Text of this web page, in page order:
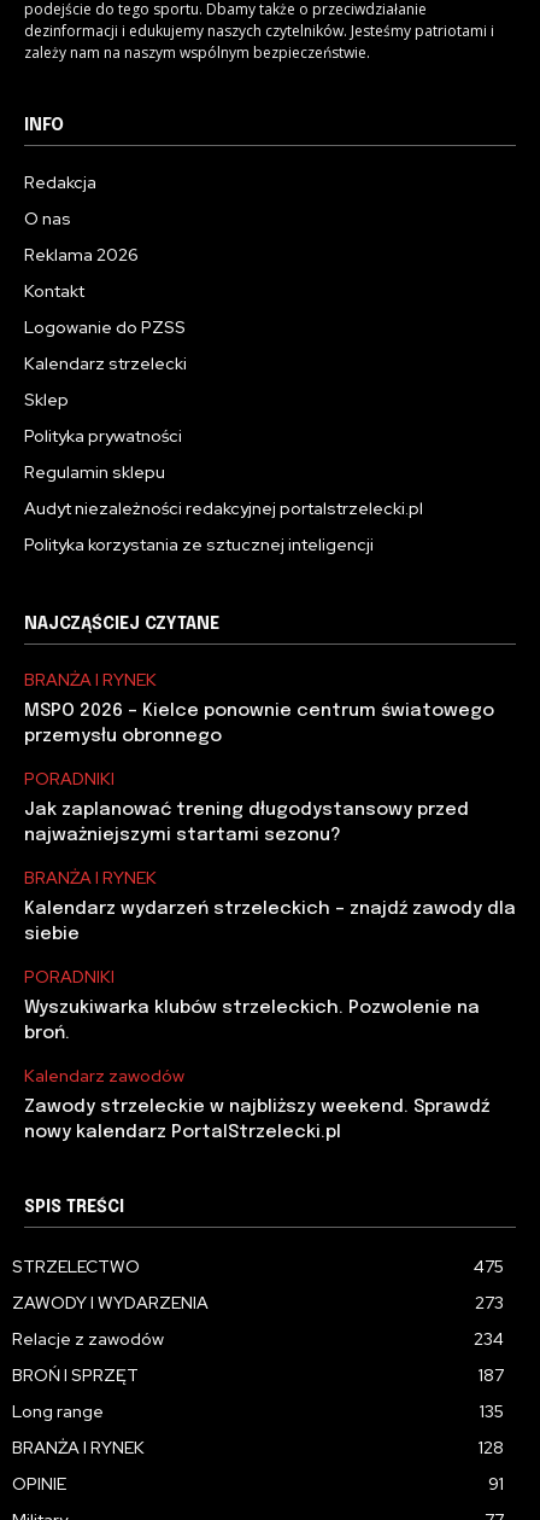
podejście do tego sportu. Dbamy także o przeciwdziałanie
dezinformacji i edukujemy naszych czytelników. Jesteśmy patriotami i
zależy nam na naszym wspólnym bezpieczeństwie.
INFO
Redakcja
O nas
Reklama 2026
Kontakt
Logowanie do PZSS
Kalendarz strzelecki
Sklep
Polityka prywatności
Regulamin sklepu
Audyt niezależności redakcyjnej portalstrzelecki.pl
Polityka korzystania ze sztucznej inteligencji
NAJCZĄŚCIEJ CZYTANE
BRANŻA I RYNEK
MSPO 2026 – Kielce ponownie centrum światowego
przemysłu obronnego
PORADNIKI
Jak zaplanować trening długodystansowy przed
najważniejszymi startami sezonu?
BRANŻA I RYNEK
Kalendarz wydarzeń strzeleckich – znajdź zawody dla
siebie
PORADNIKI
Wyszukiwarka klubów strzeleckich. Pozwolenie na
broń.
Kalendarz zawodów
Zawody strzeleckie w najbliższy weekend. Sprawdź
nowy kalendarz PortalStrzelecki.pl
SPIS TREŚCI
STRZELECTWO
475
ZAWODY I WYDARZENIA
273
Relacje z zawodów
234
BROŃ I SPRZĘT
187
Long range
135
BRANŻA I RYNEK
128
OPINIE
91